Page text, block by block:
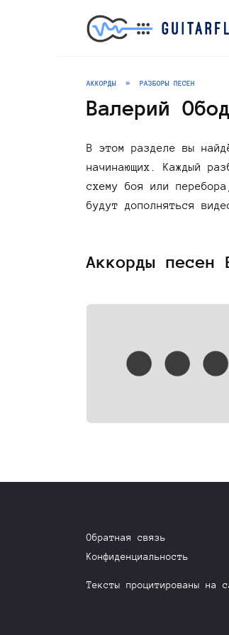
АККОРДЫ » РАЗБОРЫ ПЕСЕН
Валерий
В этом разделе вы
начинающих. Каждый
схему боя или
будут дополняться
Аккорды песен
Обратная связь
Конфиденциальность
Тексты процитированы на